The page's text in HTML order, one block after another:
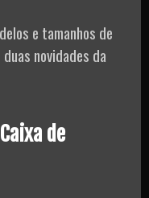
e tamanhos de
novidades da
de